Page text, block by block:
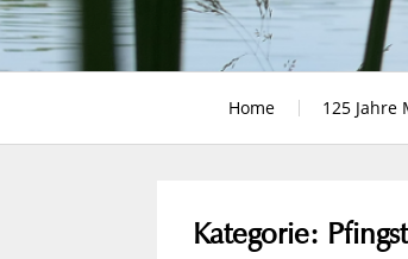
Rudern in Berlin
Home 125 Jahre
Kategorie: